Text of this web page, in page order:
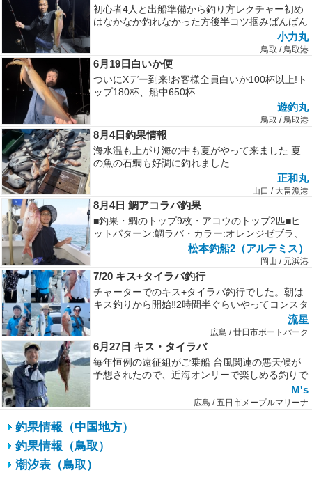
初心者4人と出船準備から釣り方レクチャー初め
はなかなか釣れなかった方後半コツ掴みばんばん
小力丸
鳥取 / 鳥取港
6月19日白いか便
ついにXデー到来!お客様全員白いか100杯以上!ト
ップ180杯、船中650杯
遊釣丸
鳥取 / 鳥取港
8月4日釣果情報
海水温も上がり海の中も夏がやって来ました 夏
の魚の石鯛も好調に釣れました
正和丸
山口 / 大畠漁港
8月4日 鯛アコラバ釣果
■釣果・鯛のトップ9枚・アコウのトップ2匹■ヒ
ットパターン:鯛ラバ・カラー:オレンジゼブラ、
ピンク・形:マジカーリー、マ...松本釣船2（アルテミス）
岡山 / 元浜港
7/20 キス+タイラバ釣行
チャーターでのキス+タイラバ釣行でした。朝は
キス釣りから開始‼2時間半ぐらいやってコンスタ
流星
広島 / 廿日市ボートパーク
6月27日 キス・タイラバ
毎年恒例の遠征組がご乗船 台風関連の悪天候が
予想されたので、近海オンリーで楽しめる釣りで
M's
広島 / 五日市メープルマリーナ
釣果情報（中国地方）
釣果情報（鳥取）
潮汐表（鳥取）